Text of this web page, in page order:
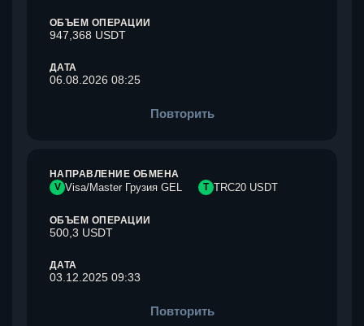
ОБЪЕМ ОПЕРАЦИИ
947,368 USDT
ДАТА
06.08.2026 08:25
Повторить
НАПРАВЛЕНИЕ ОБМЕНА
V Visa/Master Грузия GEL T TRC20 USDT
ОБЪЕМ ОПЕРАЦИИ
500,3 USDT
ДАТА
03.12.2025 09:33
Повторить